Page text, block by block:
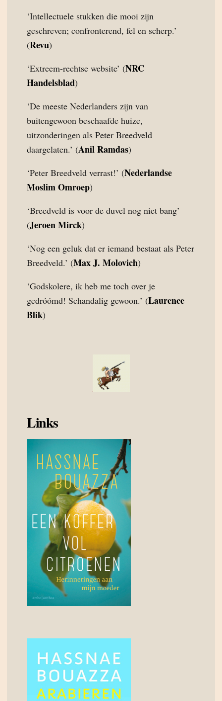
‘Intellectuele stukken die mooi zijn
geschreven; confronterend, fel en scherp.’
(Revu)
‘Extreem-rechtse website’ (NRC
Handelsblad)
‘De meeste Nederlanders zijn van
buitengewoon beschaafde huize,
uitzonderingen als Peter Breedveld
daargelaten.’ (Anil Ramdas)
‘Peter Breedveld verrast!’ (Nederlandse
Moslim Omroep)
‘Breedveld is voor de duvel nog niet bang’
(Jeroen Mirck)
‘Nog een geluk dat er iemand bestaat als Peter
Breedveld.’ (Max J. Molovich)
‘Godskolere, ik heb me toch over je
gedróómd! Schandalig gewoon.’ (Laurence
Blik)
Links